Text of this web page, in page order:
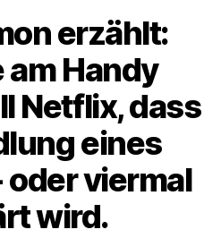
erzählt:
am Handy
Netflix, dass
eines
oder viermal
wird.